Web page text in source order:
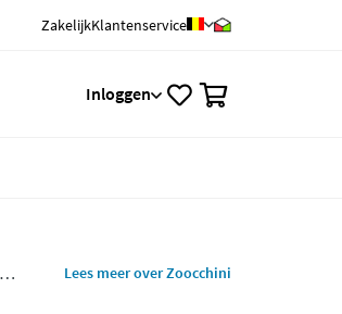
ZakelijkKlantenservice
Inloggen
Lees meer over Zoocchini